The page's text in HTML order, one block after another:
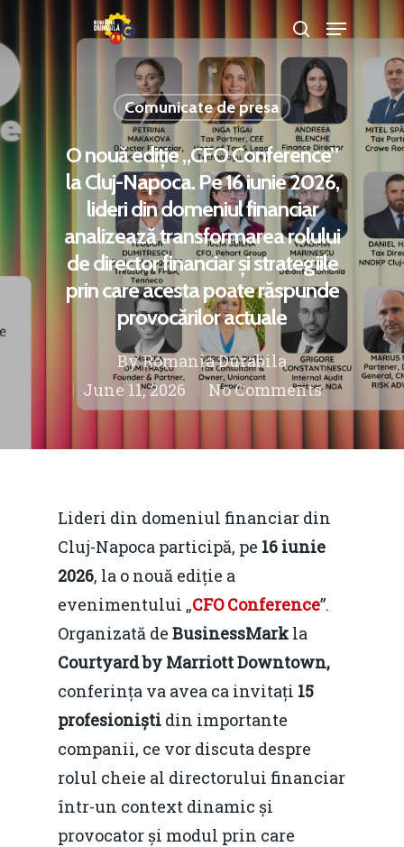
Hit enter to search or ESC to close
Comunicate de presa
O nouă ediție „CFO Conference”
la Cluj-Napoca. Pe 16 iunie 2026,
lideri din domeniul financiar
analizează transformarea rolului
de director financiar și strategiile
prin care acesta poate răspunde
provocărilor actuale
ByRomania Durabila
June 11, 2026
No Comments
Lideri din domeniul financiar din
Cluj-Napoca participă, pe 16 iunie
2026, la o nouă ediție a
evenimentului „CFO Conference”.
Organizată de BusinessMark la
Courtyard by Marriott Downtown,
conferința va avea ca invitați 15
profesioniști din importante
companii, ce vor discuta despre
rolul cheie al directorului financiar
într-un context dinamic și
provocator și modul prin care